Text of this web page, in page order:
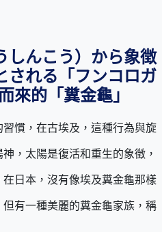
しんこう）から象徴
される「フンコロガ
來的「糞金龜」
慣，在古埃及，這種行為與旋
，太陽是復活和重生的象徵，
日本，沒有像埃及糞金龜那樣
有一種美麗的糞金龜家族，稱